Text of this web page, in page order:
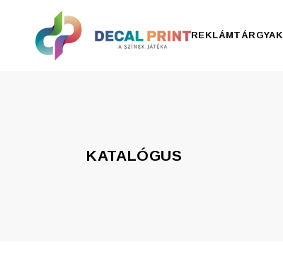
REKLÁMTÁRGYAK
KATALÓGUS